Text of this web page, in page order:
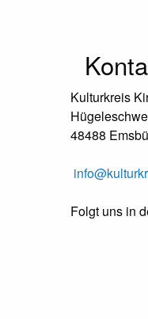
Kulturkreis
48488
Folgt uns in